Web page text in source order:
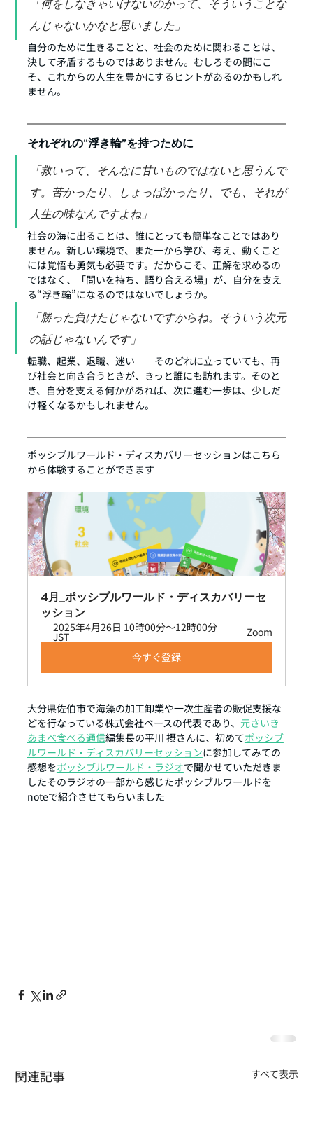
「何をしなきゃいけないのかって、そういうことな
んじゃないかなと思いました」
自分のために生きることと、社会のために関わることは、
決して矛盾するものではありません。むしろその間にこ
そ、これからの人生を豊かにするヒントがあるのかもしれ
ません。
それぞれの“浮き輪”を持つために
「救いって、そんなに甘いものではないと思うんで
す。苦かったり、しょっぱかったり、でも、それが
人生の味なんですよね」
社会の海に出ることは、誰にとっても簡単なことではあり
ません。新しい環境で、また一から学び、考え、動くこと
には覚悟も勇気も必要です。だからこそ、正解を求めるの
ではなく、「問いを持ち、語り合える場」が、自分を支え
る“浮き輪”になるのではないでしょうか。
「勝った負けたじゃないですからね。そういう次元
の話じゃないんです」
転職、起業、退職、迷い──そのどれに立っていても、再
び社会と向き合うときが、きっと誰にも訪れます。そのと
き、自分を支える何かがあれば、次に進む一歩は、少しだ
け軽くなるかもしれません。
ポッシブルワールド・ディスカバリーセッションはこちら
から体験することができます
4月_ポッシブルワールド・ディスカバリーセ
ッション
2025年4月26日 10時00分～12時00分
JST
Zoom
今すぐ登録
大分県佐伯市で海藻の加工卸業や一次生産者の販促支援な
どを行なっている株式会社ベースの代表であり、 元さいき
あまべ食べる通信編集長の平川 摂さんに、初めてポッシブ
ルワールド・ディスカバリーセッションに参加してみての
感想をポッシブルワールド・ラジオで聞かせていただきま
したそのラジオの一部から感じたポッシブルワールドを
noteで紹介させてもらいました
関連記事 すべて表示